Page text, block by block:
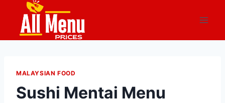
content
MALAYSIAN FOOD
Sushi Mentai Menu